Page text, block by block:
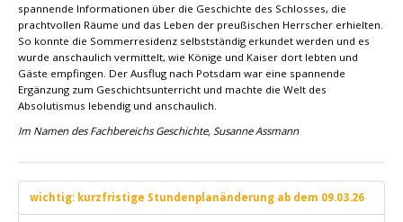
spannende Informationen über die Geschichte des Schlosses, die
prachtvollen Räume und das Leben der preußischen Herrscher erhielten.
So konnte die Sommerresidenz selbstständig erkundet werden und es
wurde anschaulich vermittelt, wie Könige und Kaiser dort lebten und
Gäste empfingen. Der Ausflug nach Potsdam war eine spannende
Ergänzung zum Geschichtsunterricht und machte die Welt des
Absolutismus lebendig und anschaulich.
Im Namen des Fachbereichs Geschichte, Susanne Assmann
wichtig: kurzfristige Stundenplanänderung ab dem 09.03.26